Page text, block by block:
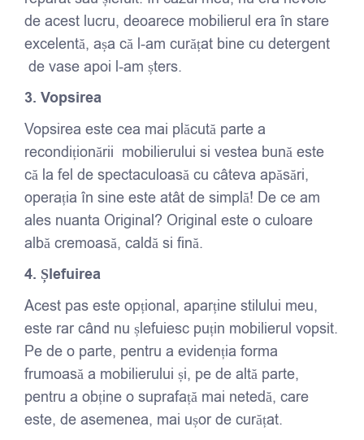
de acest lucru, deoarece mobilierul era în stare
excelentă, așa că l-am curățat bine cu detergent
de vase apoi l-am șters.
3. Vopsirea
Vopsirea este cea mai plăcută parte a
recondiționării mobilierului si vestea bună este
că la fel de spectaculoasă cu câteva apăsări,
operația în sine este atât de simplă! De ce am
ales nuanta Original? Original este o culoare
albă cremoasă, caldă si fină.
4. Șlefuirea
Acest pas este opțional, aparține stilului meu,
este rar când nu șlefuiesc puțin mobilierul vopsit.
Pe de o parte, pentru a evidenția forma
frumoasă a mobilierului și, pe de altă parte,
pentru a obține o suprafață mai netedă, care
este, de asemenea, mai ușor de curățat.